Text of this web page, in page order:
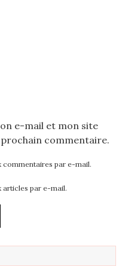
e-mail et mon site
commentaire.
commentaires par e-mail.
articles par e-mail.